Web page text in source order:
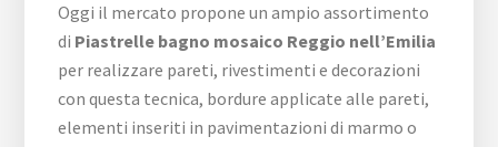
Oggi il mercato propone un ampio assortimento
di Piastrelle bagno mosaico Reggio nell’Emilia
per realizzare pareti, rivestimenti e decorazioni
con questa tecnica, bordure applicate alle pareti,
elementi inseriti in pavimentazioni di marmo o